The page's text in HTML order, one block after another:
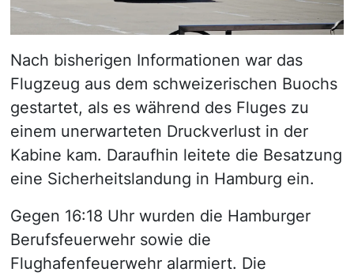
Nach bisherigen Informationen war das
Flugzeug aus dem schweizerischen Buochs
gestartet, als es während des Fluges zu
einem unerwarteten Druckverlust in der
Kabine kam. Daraufhin leitete die Besatzung
eine Sicherheitslandung in Hamburg ein.
Gegen 16:18 Uhr wurden die Hamburger
Berufsfeuerwehr sowie die
Flughafenfeuerwehr alarmiert. Die